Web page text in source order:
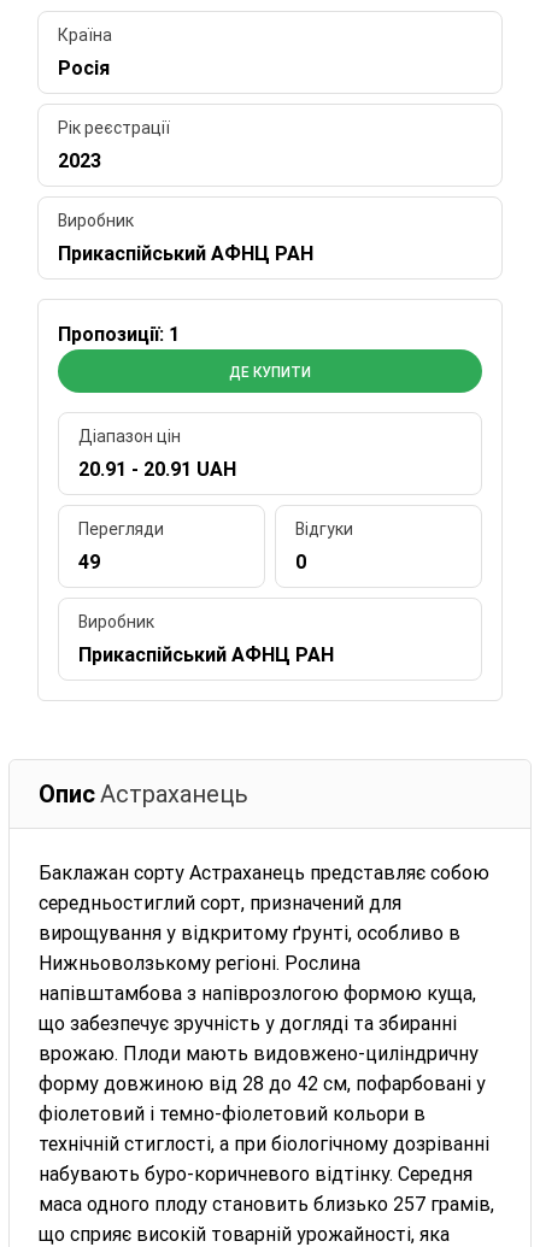
Країна
Росія
Рік реєстрації
2023
Виробник
Прикаспійський АФНЦ РАН
Пропозиції: 1
ДЕ КУПИТИ
Діапазон цін
20.91 - 20.91 UAH
Перегляди
49
Відгуки
0
Виробник
Прикаспійський АФНЦ РАН
ОписАстраханець
Баклажан сорту Астраханець представляє собою
середньостиглий сорт, призначений для
вирощування у відкритому ґрунті, особливо в
Нижньоволзькому регіоні. Рослина
напівштамбова з напіврозлогою формою куща,
що забезпечує зручність у догляді та збиранні
врожаю. Плоди мають видовжено-циліндричну
форму довжиною від 28 до 42 см, пофарбовані у
фіолетовий і темно-фіолетовий кольори в
технічній стиглості, а при біологічному дозріванні
набувають буро-коричневого відтінку. Середня
маса одного плоду становить близько 257 грамів,
що сприяє високій товарній урожайності, яка